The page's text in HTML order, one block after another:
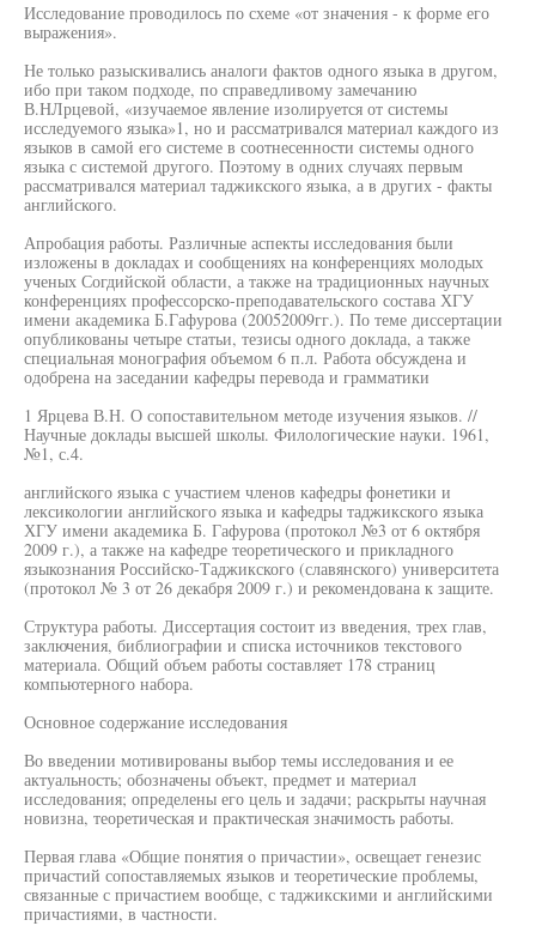
Исследование проводилось по схеме «от значения - к форме его
выражения».
Не только разыскивались аналоги фактов одного языка в другом,
ибо при таком подходе, по справедливому замечанию
В.НЛрцевой, «изучаемое явление изолируется от системы
исследуемого языка»1, но и рассматривался материал каждого из
языков в самой его системе в соотнесенности системы одного
языка с системой другого. Поэтому в одних случаях первым
рассматривался материал таджикского языка, а в других - факты
английского.
Апробация работы. Различные аспекты исследования были
изложены в докладах и сообщениях на конференциях молодых
ученых Согдийской области, а также на традиционных научных
конференциях профессорско-преподавательского состава ХГУ
имени академика Б.Гафурова (20052009гг.). По теме диссертации
опубликованы четыре статьи, тезисы одного доклада, а также
специальная монография объемом 6 п.л. Работа обсуждена и
одобрена на заседании кафедры перевода и грамматики
1 Ярцева В.Н. О сопоставительном методе изучения языков. //
Научные доклады высшей школы. Филологические науки. 1961,
№1, с.4.
английского языка с участием членов кафедры фонетики и
лексикологии английского языка и кафедры таджикского языка
ХГУ имени академика Б. Гафурова (протокол №3 от 6 октября
2009 г.), а также на кафедре теоретического и прикладного
языкознания Российско-Таджикского (славянского) университета
(протокол № 3 от 26 декабря 2009 г.) и рекомендована к защите.
Структура работы. Диссертация состоит из введения, трех глав,
заключения, библиографии и списка источников текстового
материала. Общий объем работы составляет 178 страниц
компьютерного набора.
Основное содержание исследования
Во введении мотивированы выбор темы исследования и ее
актуальность; обозначены объект, предмет и материал
исследования; определены его цель и задачи; раскрыты научная
новизна, теоретическая и практическая значимость работы.
Первая глава «Общие понятия о причастии», освещает генезис
причастий сопоставляемых языков и теоретические проблемы,
связанные с причастием вообще, с таджикскими и английскими
причастиями, в частности.